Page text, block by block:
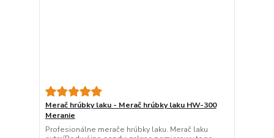
Merač hrúbky laku - Merač hrúbky laku HW-300
Meranie
Profesionálne merače hrúbky laku. Merač laku